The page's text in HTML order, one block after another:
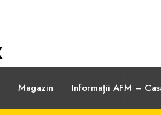
Magazin Informații AFM –